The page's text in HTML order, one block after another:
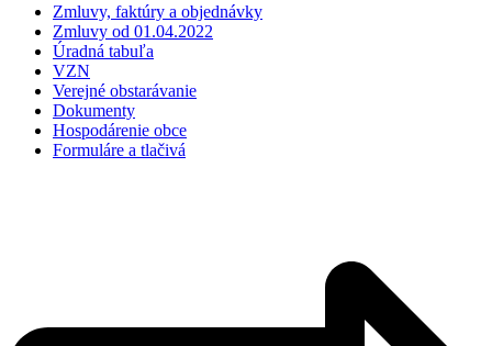
Zmluvy, faktúry a objednávky
Zmluvy od 01.04.2022
Úradná tabuľa
VZN
Verejné obstarávanie
Dokumenty
Hospodárenie obce
Formuláre a tlačivá